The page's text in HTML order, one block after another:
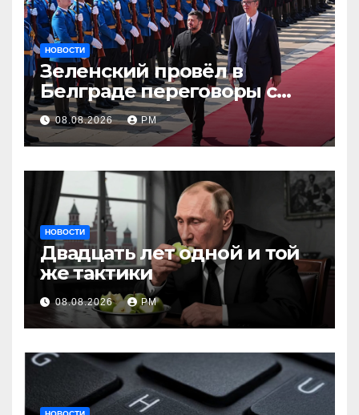
НОВОСТИ
Зеленский провёл в
Белграде переговоры с
Вучичем
08.08.2026 РМ
НОВОСТИ
Двадцать лет одной и той
же тактики
08.08.2026 РМ